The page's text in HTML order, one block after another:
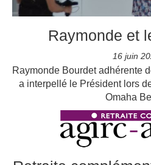
Raymonde et
16 juin
Raymonde Bourdet adhérente
a interpellé le Président lors
Omaha